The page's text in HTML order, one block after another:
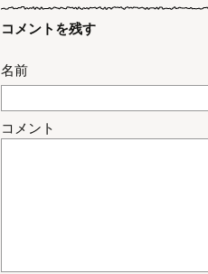
コメントを残す
名前
コメント